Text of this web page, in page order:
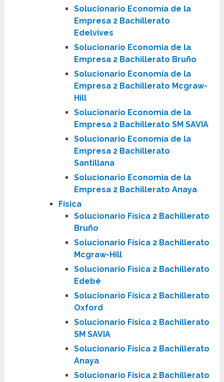
Solucionario Economía de la
Empresa 2 Bachillerato
Edelvives
Solucionario Economía de la
Empresa 2 Bachillerato Bruño
Solucionario Economía de la
Empresa 2 Bachillerato Mcgraw-
Hill
Solucionario Economía de la
Empresa 2 Bachillerato SM SAVIA
Solucionario Economía de la
Empresa 2 Bachillerato
Santillana
Solucionario Economía de la
Empresa 2 Bachillerato Anaya
Física
Solucionario Física 2 Bachillerato
Bruño
Solucionario Física 2 Bachillerato
Mcgraw-Hill
Solucionario Física 2 Bachillerato
Edebé
Solucionario Física 2 Bachillerato
Oxford
Solucionario Física 2 Bachillerato
SM SAVIA
Solucionario Física 2 Bachillerato
Anaya
Solucionario Física 2 Bachillerato